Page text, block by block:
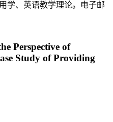
学、英语教学理论。电子邮
Perspective of
Study of Providing